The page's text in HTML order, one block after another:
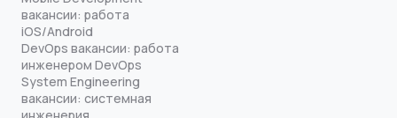
вакансии: работа
iOS/Android
DevOps вакансии: работа
инженером DevOps
System Engineering
вакансии: системная